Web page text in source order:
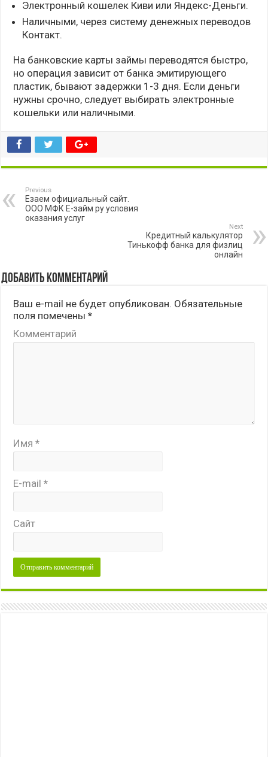
Электронный кошелек Киви или Яндекс-Деньги.
Наличными, через систему денежных переводов
Контакт.
На банковские карты займы переводятся быстро,
но операция зависит от банка эмитирующего
пластик, бывают задержки 1-3 дня. Если деньги
нужны срочно, следует выбирать электронные
кошельки или наличными.
Previous
Езаем официальный сайт.
ООО МФК Е-займ ру условия
оказания услуг
Next
Кредитный калькулятор
Тинькофф банка для физлиц
онлайн
Добавить комментарий
Ваш e-mail не будет опубликован. Обязательные
поля помечены*
Комментарий
Имя*
E-mail*
Сайт